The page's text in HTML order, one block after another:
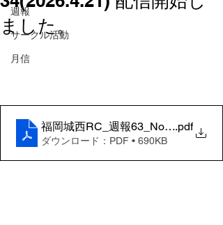
週報
サークル活動
月信
ました。
福岡城西RC_週報63_No.34.pdf
ダウンロード：PDF • 690KB